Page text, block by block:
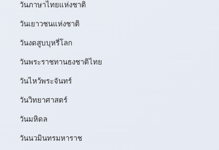
วันภาษาไทยแห่งชาติ
วันเยาวชนแห่งชาติ
วันงดสูบบุหรี่โลก
วันพระราชทานธงชาติไทย
วันไหว้พระจันทร์​
วันวิทยาศาสตร์
วันมหิดล
วันนวมินทรมหาราช